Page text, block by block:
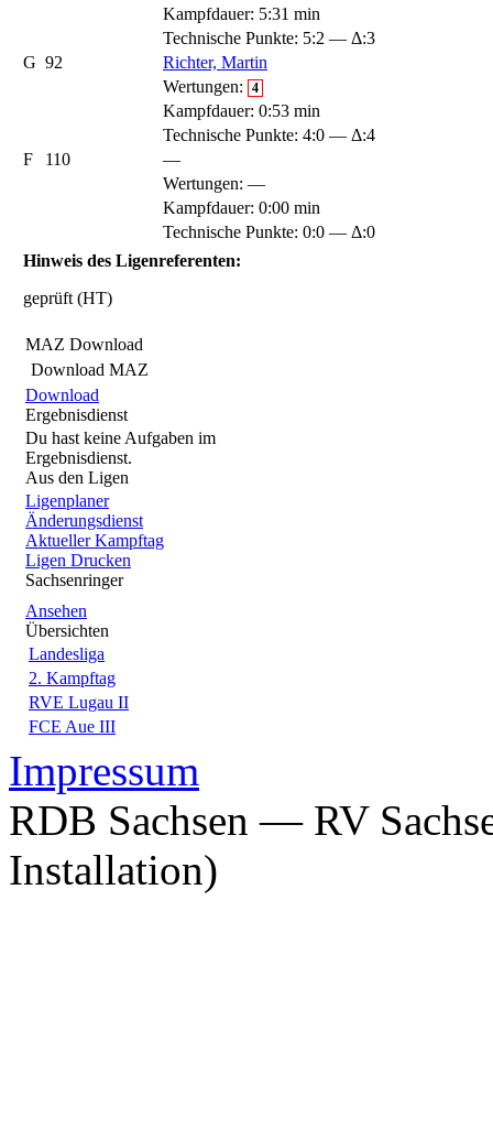
Kampfdauer: 5:31 min
Technische Punkte: 5:2 — Δ:3
G 92
Richter, Martin
Wertungen:
4
Kampfdauer: 0:53 min
Technische Punkte: 4:0 — Δ:4
F
110
—
Wertungen: —
Kampfdauer: 0:00 min
Technische Punkte: 0:0 — Δ:0
Hinweis des Ligenreferenten:
geprüft (HT)
MAZ Download
Download MAZ
Download
Ergebnisdienst
Du hast keine Aufgaben im
Ergebnisdienst.
Aus den Ligen
Ligenplaner
Änderungsdienst
Aktueller Kampftag
Ligen Drucken
Sachsenringer
Ansehen
Übersichten
Landesliga
2. Kampftag
RVE Lugau II
FCE Aue III
Impressum
RDB Sachsen — RV
Installation)